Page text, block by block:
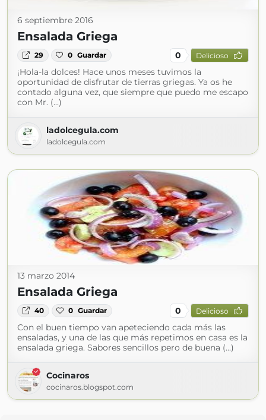
6 septiembre 2016
Ensalada Griega
29 0 Guardar 0 Delicioso
¡Hola-la dolces! Hace unos meses tuvimos la
oportunidad de disfrutar de tierras griegas. Ya os he
contado alguna vez, que siempre que puedo me escapo
con Mr. (...)
ladolcegula.com
ladolcegula.com
13 marzo 2014
Ensalada Griega
40 0 Guardar 0 Delicioso
Con el buen tiempo van apeteciendo cada más las
ensaladas, y una de las que más repetimos en casa es la
ensalada griega. Sabores sencillos pero de buena (...)
Cocinaros
cocinaros.blogspot.com